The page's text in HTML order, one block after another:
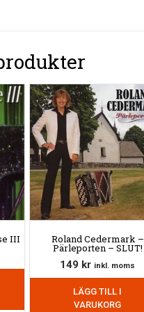
III
Roland Cedermark –
Pärleporten – SLUT!
149 kr inkl. moms
LÄGG TILL I
VARUKORG